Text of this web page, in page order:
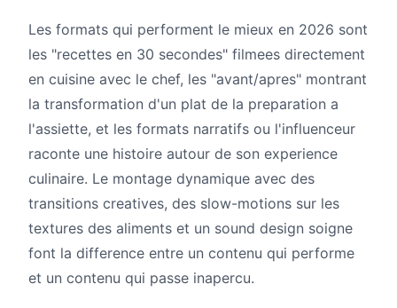
Les formats qui performent le mieux en 2026 sont
les "recettes en 30 secondes" filmees directement
en cuisine avec le chef, les "avant/apres" montrant
la transformation d'un plat de la preparation a
l'assiette, et les formats narratifs ou l'influenceur
raconte une histoire autour de son experience
culinaire. Le montage dynamique avec des
transitions creatives, des slow-motions sur les
textures des aliments et un sound design soigne
font la difference entre un contenu qui performe
et un contenu qui passe inapercu.